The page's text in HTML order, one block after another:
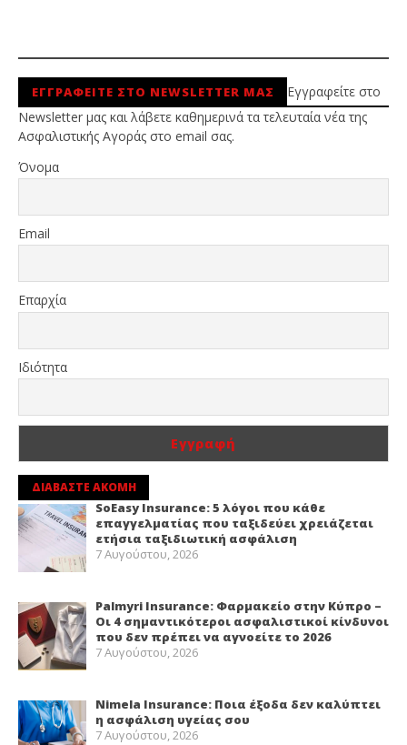
ΕΓΓΡΑΦΕΙΤΕ ΣΤΟ NEWSLETTER ΜΑΣ
Εγγραφείτε στο
Newsletter μας και λάβετε καθημερινά τα τελευταία νέα της
Ασφαλιστικής Αγοράς στο email σας.
Όνομα
Email
Επαρχία
Ιδιότητα
ΔΙΑΒΑΣΤΕ ΑΚΟΜΗ
SoEasy Insurance: 5 λόγοι που κάθε
επαγγελματίας που ταξιδεύει χρειάζεται
ετήσια ταξιδιωτική ασφάλιση
7 Αυγούστου, 2026
Palmyri Insurance: Φαρμακείο στην Κύπρο –
Οι 4 σημαντικότεροι ασφαλιστικοί κίνδυνοι
που δεν πρέπει να αγνοείτε το 2026
7 Αυγούστου, 2026
Nimela Insurance: Ποια έξοδα δεν καλύπτει
η ασφάλιση υγείας σου
7 Αυγούστου, 2026